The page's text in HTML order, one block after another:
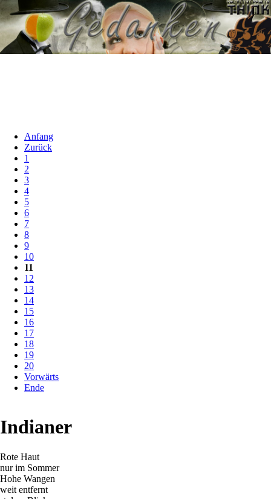
Anfang
Zurück
1
2
3
4
5
6
7
8
9
10
11
12
13
14
15
16
17
18
19
20
Vorwärts
Ende
Indianer
Rote Haut
nur im Sommer
Hohe Wangen
weit entfernt